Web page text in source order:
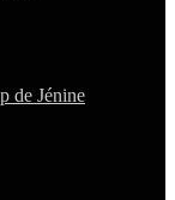
de Jénine